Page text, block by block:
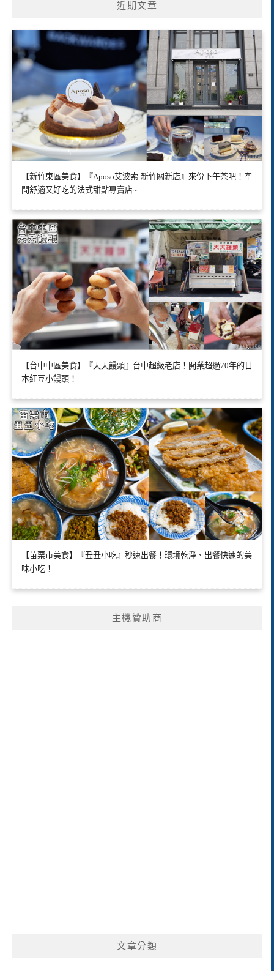
近期文章
【新竹東區美食】『Aposo艾波索-新竹關新店』來份下午茶吧！空
間舒適又好吃的法式甜點專賣店~
【台中中區美食】『天天饅頭』台中超級老店！開業超過70年的日
本紅豆小饅頭！
【苗栗市美食】『丑丑小吃』秒速出餐！環境乾淨、出餐快速的美
味小吃！
主機贊助商
文章分類